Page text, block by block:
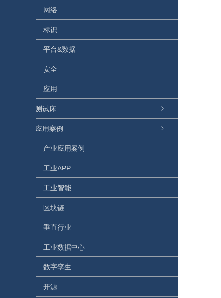
网络
标识
平台&数据
安全
应用
测试床
应用案例
产业应用案例
工业APP
工业智能
区块链
垂直行业
工业数据中心
数字孪生
开源